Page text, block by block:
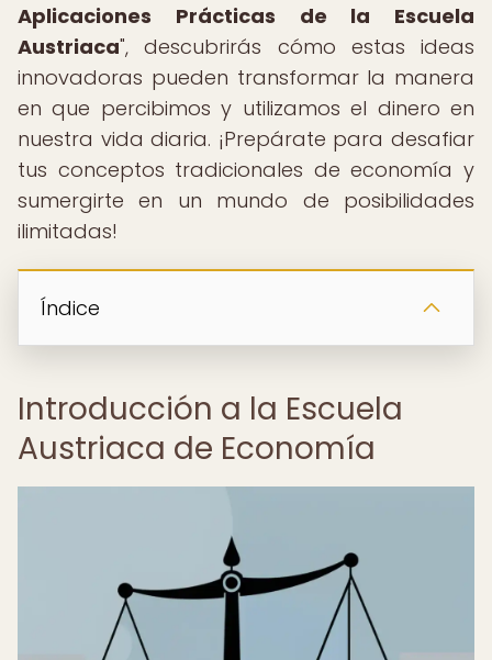
Aplicaciones Prácticas de la Escuela
Austriaca", descubrirás cómo estas ideas
innovadoras pueden transformar la manera
en que percibimos y utilizamos el dinero en
nuestra vida diaria. ¡Prepárate para desafiar
tus conceptos tradicionales de economía y
sumergirte en un mundo de posibilidades
ilimitadas!
Índice
Introducción a la Escuela
Austriaca de Economía